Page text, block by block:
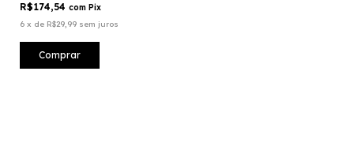
R$174,54 com Pix
6 x de R$29,99 sem juros
Comprar